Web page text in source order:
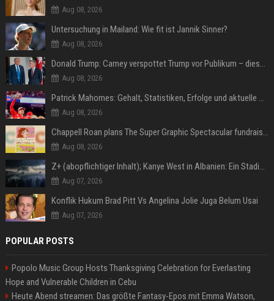
Aug 08, 2026
Untersuchung in Mailand: Wie fit ist Jannik Sinner?
Aug 08, 2026
Donald Trump: Carney verspottet Trump vor Publikum – dieser Seitenhieb sorgt für Lacher
Aug 08, 2026
Patrick Mahomes: Gehalt, Statistiken, Erfolge und aktuelle News
Aug 08, 2026
Chappell Roan plans The Super Graphic Spectacular fundraiser in October
Aug 08, 2026
Z+ (abopflichtiger Inhalt); Kanye West in Albanien: Ein Stadion für eine Nacht
Aug 07, 2026
Konflik Hukum Brad Pitt Vs Angelina Jolie Juga Belum Usai
Aug 07, 2026
POPULAR POSTS
Popolo Music Group Hosts Thanksgiving Celebration for Everlasting
Hope and Vulnerable Children in Cebu
Heute Abend streamen: Das größte Fantasy-Epos mit Emma Watson,